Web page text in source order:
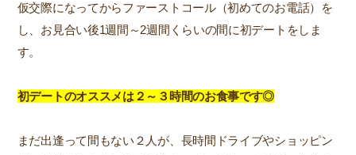
仮交際になってからファーストコール（初めてのお電話）を
し、お見合い後1週間～2週間くらいの間に初デートをしま
す。
初デートのオススメは２～３時間のお食事です◎
まだ出逢って間もない２人が、長時間ドライブやショッピン